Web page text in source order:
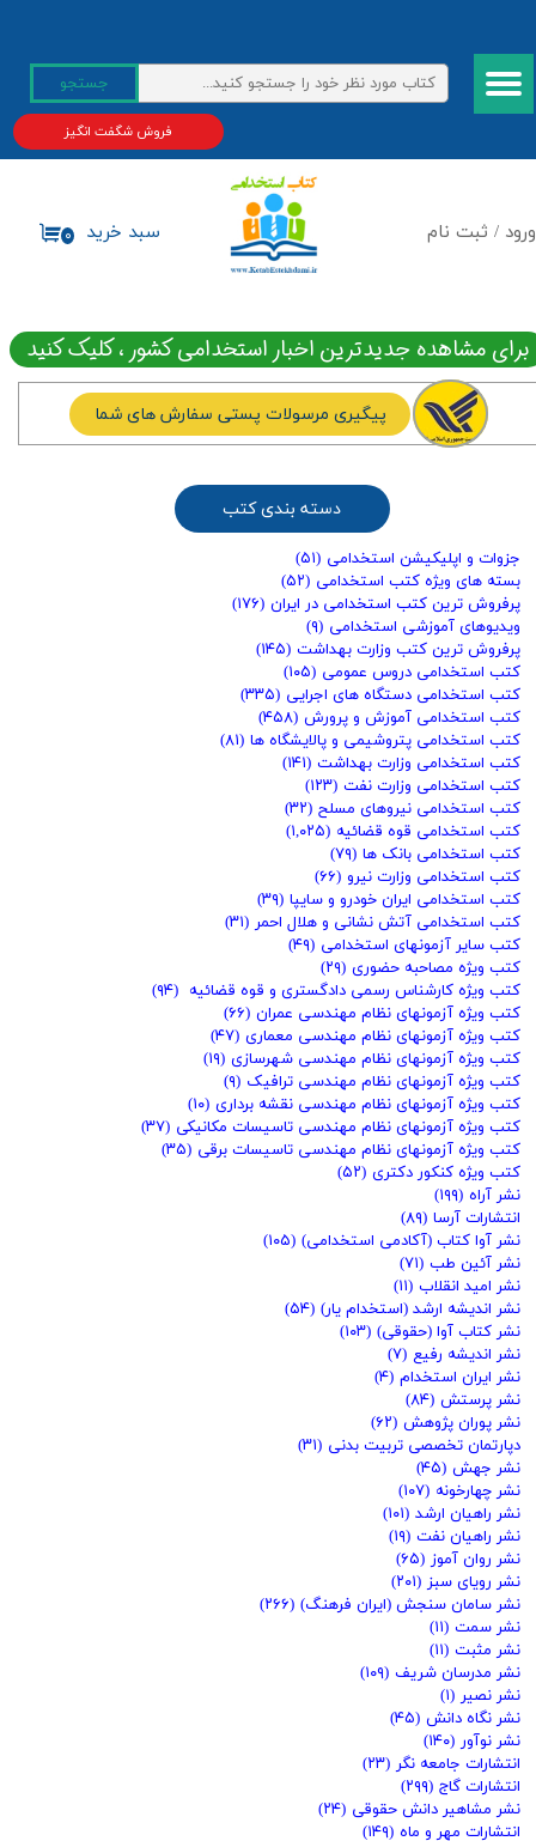
ورود / ثبت نام
حساب کاربری من
تغییر گذر واژه
سفارشات
جستجو
۰ سبد خرید
فروش شگفت انگیز
برای مشاهده جدیدترین اخبار استخدامی کشور ، کلیک کنید
پیگیری مرسولات پستی سفارش های شما
جزوات و اپلیکیشن استخدامی (۵۱)
بسته های ویژه کتب استخدامی (۵۲)
پرفروش ترین کتب استخدامی در ایران (۱۷۶)
ویدیوهای آموزشی استخدامی (۹)
پرفروش ترین کتب وزارت بهداشت (۱۴۵)
کتب استخدامی دروس عمومی (۱۰۵)
کتب استخدامی دستگاه های اجرایی (۳۳۵)
کتب استخدامی آموزش و پرورش (۴۵۸)
کتب استخدامی پتروشیمی و پالایشگاه ها (۸۱)
کتب استخدامی وزارت بهداشت (۱۴۱)
کتب استخدامی وزارت نفت (۱۲۳)
کتب استخدامی نیروهای مسلح (۳۲)
کتب استخدامی قوه قضائیه (۱,۰۲۵)
کتب استخدامی بانک ها (۷۹)
کتب استخدامی وزارت نیرو (۶۶)
کتب استخدامی ایران خودرو و سایپا (۳۹)
کتب استخدامی آتش نشانی و هلال احمر (۳۱)
کتب سایر آزمونهای استخدامی (۴۹)
کتب ویژه مصاحبه حضوری (۲۹)
کتب ویژه کارشناس رسمی دادگستری و قوه قضائیه (۹۴)
کتب ویژه آزمونهای نظام مهندسی عمران (۶۶)
کتب ویژه آزمونهای نظام مهندسی معماری (۴۷)
کتب ویژه آزمونهای نظام مهندسی شهرسازی (۱۹)
کتب ویژه آزمونهای نظام مهندسی ترافیک (۹)
کتب ویژه آزمونهای نظام مهندسی نقشه برداری (۱۰)
کتب ویژه آزمونهای نظام مهندسی تاسیسات مکانیکی (۳۷)
کتب ویژه آزمونهای نظام مهندسی تاسیسات برقی (۳۵)
کتب ویژه کنکور دکتری (۵۲)
نشر آراه (۱۹۹)
انتشارات آرسا (۸۹)
نشر آوا کتاب (آکادمی استخدامی) (۱۰۵)
نشر آئین طب (۷۱)
نشر امید انقلاب (۱۱)
نشر اندیشه ارشد (استخدام یار) (۵۴)
نشر کتاب آوا (حقوقی) (۱۰۳)
نشر اندیشه رفیع (۷)
نشر ایران استخدام (۴)
نشر پرستش (۸۴)
نشر پوران پژوهش (۶۲)
دپارتمان تخصصی تربیت بدنی (۳۱)
نشر جهش (۴۵)
نشر چهارخونه (۱۰۷)
نشر راهیان ارشد (۱۰۱)
نشر راهیان نفت (۱۹)
نشر روان آموز (۶۵)
نشر رویای سبز (۲۰۱)
نشر سامان سنجش (ایران فرهنگ) (۲۶۶)
نشر سمت (۱۱)
نشر مثبت (۱۱)
نشر مدرسان شریف (۱۰۹)
نشر نصیر (۱)
نشر نگاه دانش (۴۵)
نشر نوآور (۱۴۰)
انتشارات جامعه نگر (۲۳)
انتشارات گاج (۲۹۹)
نشر مشاهیر دانش حقوقی (۲۴)
انتشارات مهر و ماه (۱۴۹)
دسته بندی کتب